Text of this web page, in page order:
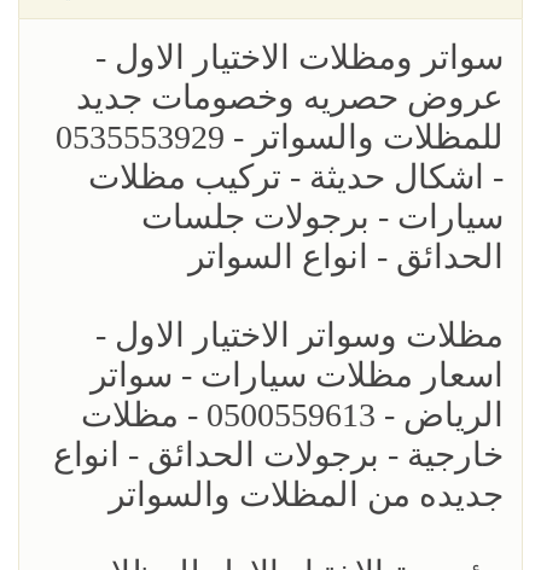
سواتر ومظلات الاختيار الاول -
عروض حصريه وخصومات جديد
للمظلات والسواتر - 0535553929
- اشكال حديثة - تركيب مظلات
سيارات - برجولات جلسات
الحدائق - انواع السواتر
مظلات وسواتر الاختيار الاول -
اسعار مظلات سيارات - سواتر
الرياض - 0500559613 - مظلات
خارجية - برجولات الحدائق - انواع
جديده من المظلات والسواتر